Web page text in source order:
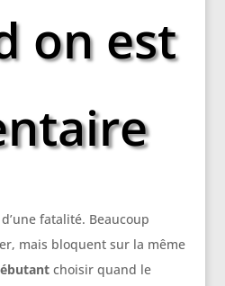
on est
fatalité. Beaucoup
mais bloquent sur la même
choisir quand le